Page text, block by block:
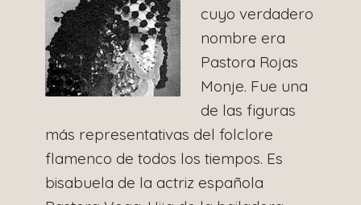
cuyo verdadero
nombre era
Pastora Rojas
Monje. Fue una
de las figuras
más representativas del folclore
flamenco de todos los tiempos. Es
bisabuela de la actriz española